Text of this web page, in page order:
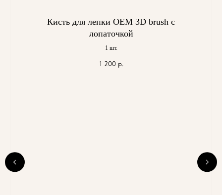
Кисть для лепки OEM 3D brush с
лопаточкой
1 шт.
1 200 р.